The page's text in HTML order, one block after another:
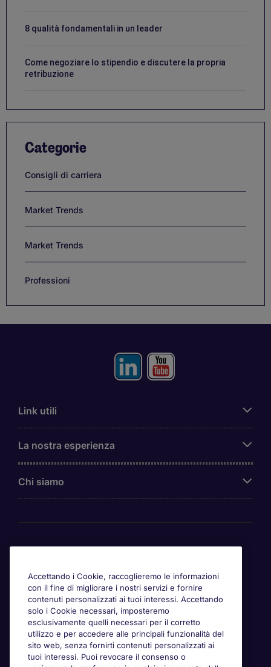
8 qualità fondamentali in un leader
Come negoziare lo stipendio e discutere la propria
retribuzione
Categorie
Consigli di carriera
Market Trends
Market Trends
Professioni
Link utili
La nostra esperienza
Chi siamo
Accettando i Cookie, raccoglieremo le informazioni
con il fine di migliorare i nostri servizi e fornire
contenuti personalizzati ai tuoi interessi. Accettando
solo i Cookie necessari, imposteremo
esclusivamente quelli necessari per il corretto
utilizzo e per accedere alle principali funzionalità del
sito web, senza fornirti contenuti personalizzati ai
tuoi interessi. Puoi revocare il consenso o